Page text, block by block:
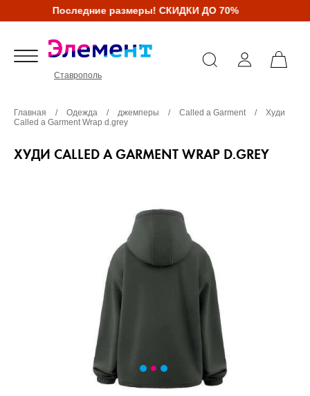
Последние размеры! СКИДКИ ДО 70%
Ставрополь
Главная / Одежда / джемперы / Called a Garment /
Худи
Called a Garment Wrap d.grey
ХУДИ CALLED A GARMENT WRAP D.GREY